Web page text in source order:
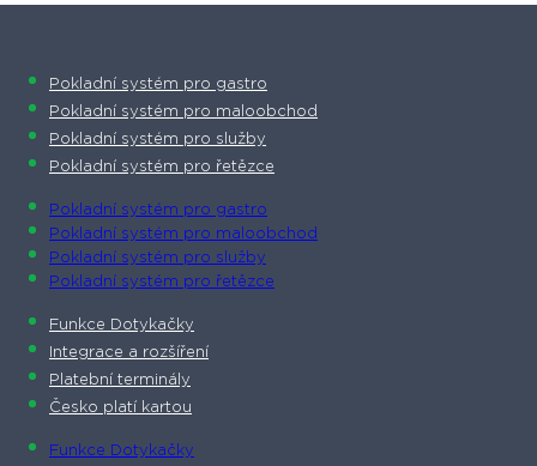
Pokladní systém pro gastro
Pokladní systém pro maloobchod
Pokladní systém pro služby
Pokladní systém pro řetězce
Pokladní systém pro gastro
Pokladní systém pro maloobchod
Pokladní systém pro služby
Pokladní systém pro řetězce
Funkce Dotykačky
Integrace a rozšíření
Platební terminály
Česko platí kartou
Funkce Dotykačky